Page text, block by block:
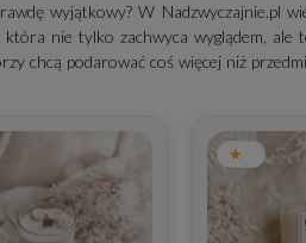
wyjątkowy? W Nadzwyczajnie.pl
nie tylko zachwyca wyglądem, ale
chcą podarować coś więcej niż